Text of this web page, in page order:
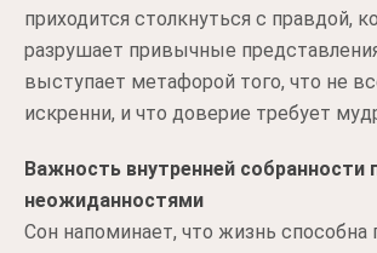
приходится столкнуться с правдой,
разрушает привычные
выступает метафорой того, что не
искренни, и что доверие требует
Важность внутренней собранности
неожиданностями
Сон напоминает, что жизнь способна